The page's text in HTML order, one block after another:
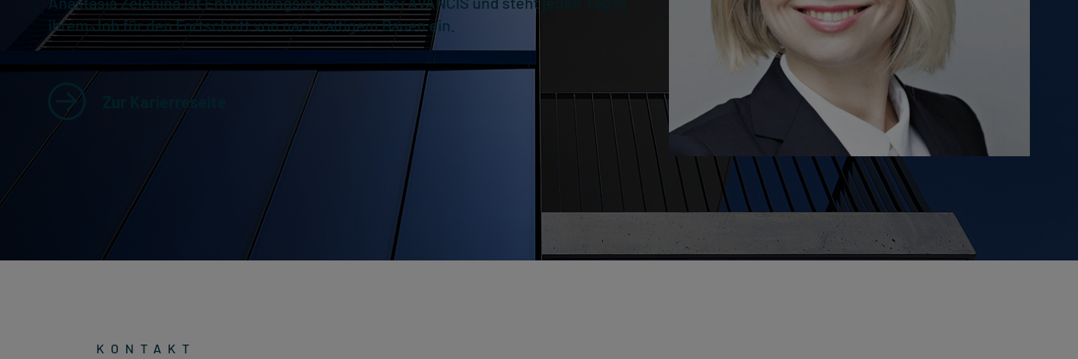
ihrem Job für den Fortschritt von nachhaltigem Bauen ein.
Zur Karierreseite
KONTAKT